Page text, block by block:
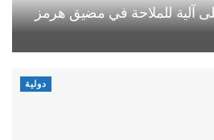
آلية للملاحة في مضيق هرمز
دولية